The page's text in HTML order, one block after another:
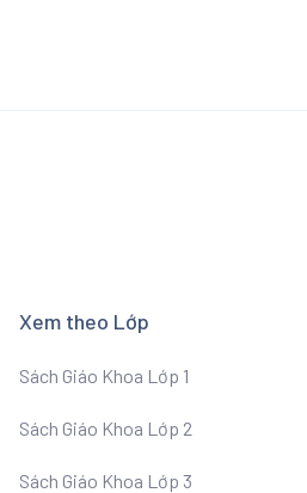
Xem theo Lớp
Sách Giáo Khoa Lớp 1
Sách Giáo Khoa Lớp 2
Sách Giáo Khoa Lớp 3